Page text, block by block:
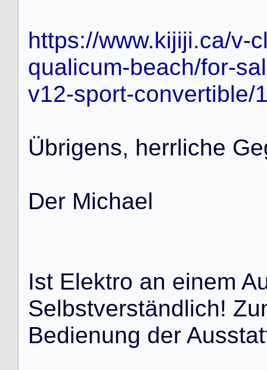
https://www.kijiji.ca/v-
qualicum-beach/for-
v12-sport-convertible/
Übrigens, herrliche Ge
Der Michael
Ist Elektro an einem A
Selbstverständlich! Zu
Bedienung der Ausstat